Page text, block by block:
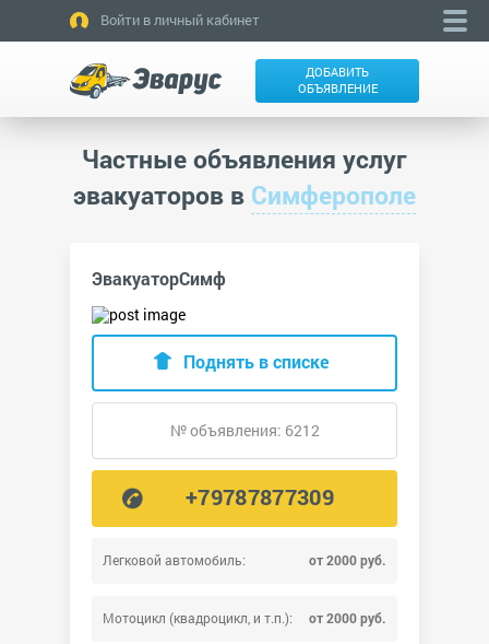
Войти в личный кабинет
ДОБАВИТЬ
ОБЪЯВЛЕНИЕ
Частные объявления услуг
эвакуаторов в Симферополе
ЭвакуаторСимф
Легковой автомобиль: от 2000 руб.
Мотоцикл (квадроцикл, и т.п.): от 2000 руб.
Поднять в списке
№ объявления: 6212
+79787877309